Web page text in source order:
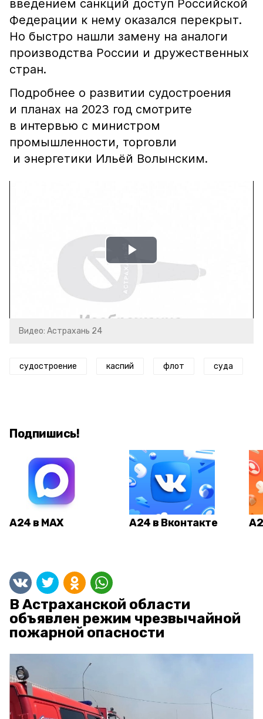
введением санкций доступ Российской
Федерации к нему оказался перекрыт.
Но быстро нашли замену на аналоги
производства России и дружественных
стран.
Подробнее о развитии судостроения
и планах на 2023 год смотрите
в интервью с министром
промышленности, торговли
и энергетики Ильёй Волынским.
Play
Video
Видео: Астрахань 24
судостроение каспий флот суда
Подпишись!
А24 в MAX А24 в Вконтакте
В Астраханской области
объявлен режим чрезвычайной
пожарной опасности